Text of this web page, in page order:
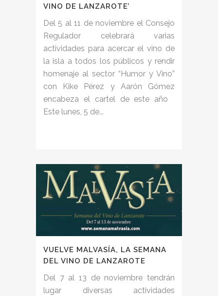
VINO DE LANZAROTE’
Del 5 al 11 de noviembre el Consejo
Regulador celebrará varias
actividades para acercar el vino de
la isla a todos los públicos y rendir
homenaje al sector “Humor y Vino”
con Kike Pérez y Aarón Gómez
encabeza el cartel de este año
Este lunes, 5 de...
VUELVE MALVASÍA, LA SEMANA
DEL VINO DE LANZAROTE
Del 7 al 13 de noviembre tendrán
lugar diversas actividades